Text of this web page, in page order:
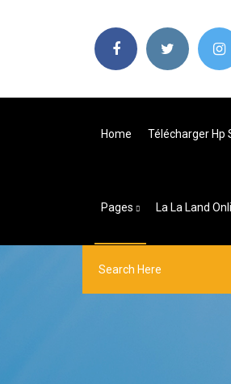
Home Télécharger Hp
Pages La La Land